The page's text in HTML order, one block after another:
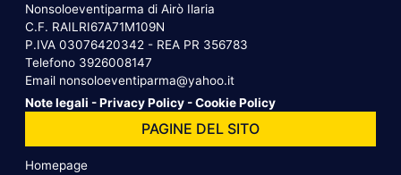
Nonsoloeventiparma di Airò Ilaria
C.F. RAILRI67A71M109N
P.IVA 03076420342 - REA PR 356783
Telefono 3926008147
Email nonsoloeventiparma@yahoo.it
Note legali -Privacy Policy -Cookie Policy
PAGINE DEL SITO
Homepage